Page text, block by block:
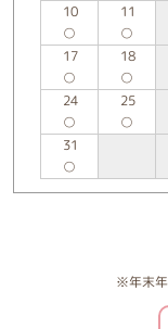
10
○
11
○
17
○
18
○
24
○
25
○
31
○
※年末年